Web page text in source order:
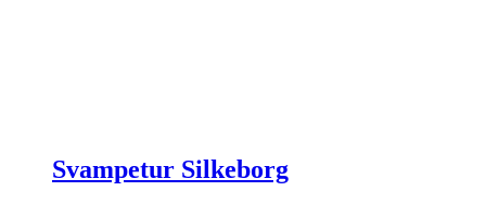
Svampetur Silkeborg